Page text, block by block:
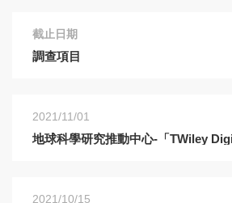
截止日期
調查項目
2021/11/01
地球科學研究推動中心-「TWiley
2021/10/15